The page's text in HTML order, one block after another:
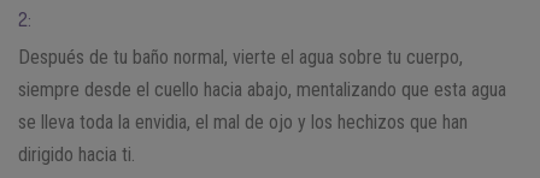
2:
Después de tu baño normal, vierte el agua sobre tu cuerpo,
siempre desde el cuello hacia abajo, mentalizando que esta agua
se lleva toda la envidia, el mal de ojo y los hechizos que han
dirigido hacia ti.